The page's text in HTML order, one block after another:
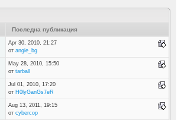
Последна публикация
Apr 30, 2010, 21:27
от angie_bg
May 28, 2010, 15:50
от tarball
Jul 01, 2010, 17:20
от H0lyGanGs7eR
Aug 13, 2011, 19:15
от cybercop